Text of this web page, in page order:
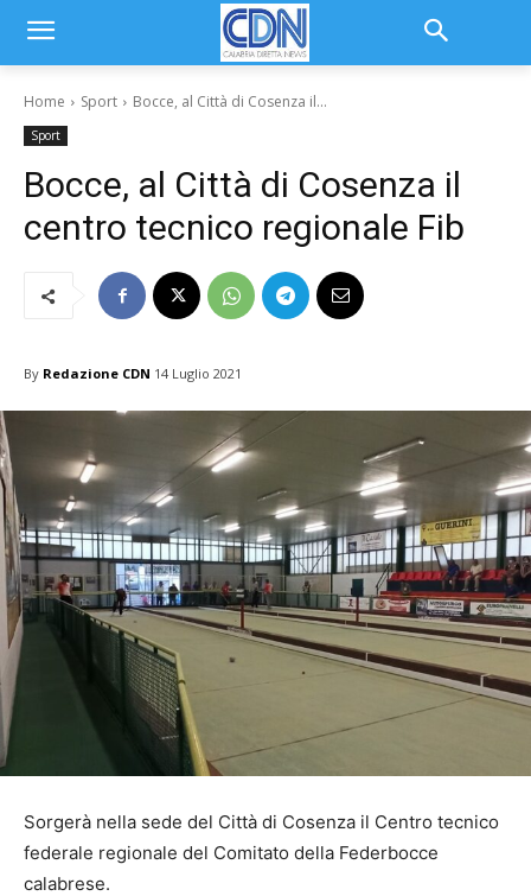
Home Sport Bocce, al Città di Cosenza il...
Sport
Bocce, al Città di Cosenza il
centro tecnico regionale Fib
By Redazione CDN 14 Luglio 2021
Sorgerà nella sede del Città di Cosenza il Centro tecnico
federale regionale del Comitato della Federbocce
calabrese.